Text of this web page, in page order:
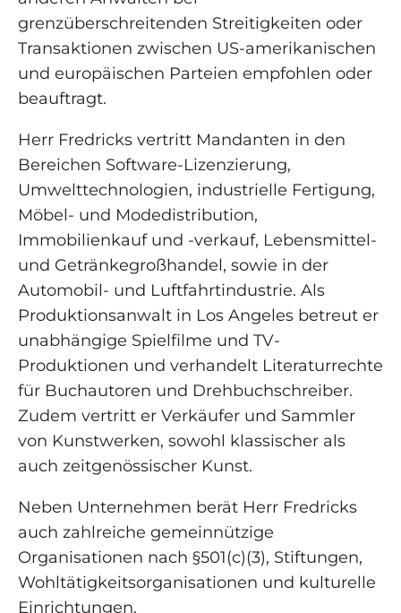
grenzüberschreitenden Streitigkeiten oder
Transaktionen zwischen US-amerikanischen
und europäischen Parteien empfohlen oder
beauftragt.
Herr Fredricks vertritt Mandanten in den
Bereichen Software-Lizenzierung,
Umwelttechnologien, industrielle Fertigung,
Möbel- und Modedistribution,
Immobilienkauf und -verkauf, Lebensmittel-
und Getränkegroßhandel, sowie in der
Automobil- und Luftfahrtindustrie. Als
Produktionsanwalt in Los Angeles betreut er
unabhängige Spielfilme und TV-
Produktionen und verhandelt Literaturrechte
für Buchautoren und Drehbuchschreiber.
Zudem vertritt er Verkäufer und Sammler
von Kunstwerken, sowohl klassischer als
auch zeitgenössischer Kunst.
Neben Unternehmen berät Herr Fredricks
auch zahlreiche gemeinnützige
Organisationen nach §501(c)(3), Stiftungen,
Wohltätigkeitsorganisationen und kulturelle
Einrichtungen.